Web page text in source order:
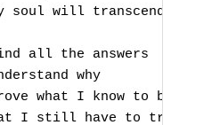
soul will transcend
all the answers
why
what I know to be true
I still have to try